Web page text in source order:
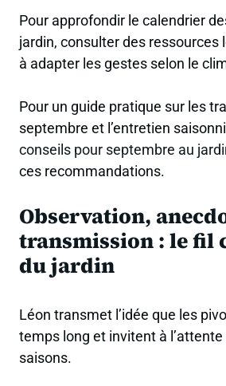
Pour approfondir le calendrier
jardin, consulter des ressources
à adapter les gestes selon le
Pour un guide pratique sur les
septembre et l’entretien
conseils pour septembre au
ces recommandations.
Observation,
transmission : le fil
du jardin
Léon transmet l’idée que les
temps long et invitent à
saisons.